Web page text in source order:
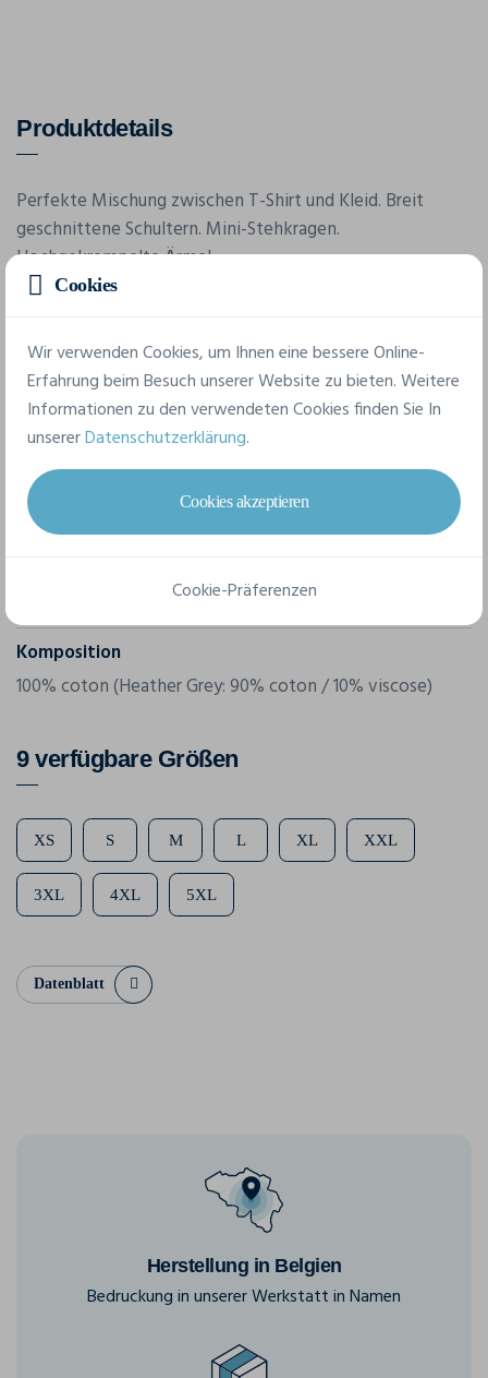
Produktdetails
Perfekte Mischung zwischen T-Shirt und Kleid. Breit
geschnittene Schultern. Mini-Stehkragen.
Hochgekrempelte Ärmel.
Merkmale
Marke
Build Your Brand
Referenz
BY101
Komposition
100% coton (Heather Grey: 90% coton / 10% viscose)
9 verfügbare Größen
XS S M L XL XXL
3XL 4XL 5XL
Datenblatt
Herstellung in Belgien
Bedruckung in unserer Werkstatt in Namen
Cookies
Wir verwenden Cookies, um Ihnen eine bessere Online-
Erfahrung beim Besuch unserer Website zu bieten. Weitere
Informationen zu den verwendeten Cookies finden Sie In
unsererDatenschutzerklärung.
Cookies akzeptieren
Cookie-Präferenzen